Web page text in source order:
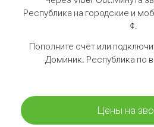
Республика на городские и
¢.
Пополните счёт или
Доминик. Республика по
Цены на